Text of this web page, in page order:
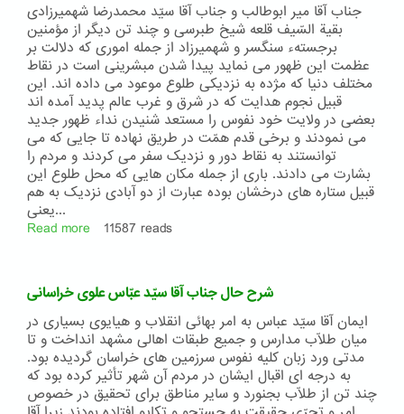
ابهر
جناب آقا میر ابوطالب و جناب آقا سیّد محمدرضا شهمیرزادی
بقیة السّیف قلعه شیخ طبرسی و چند تن دیگر از مؤمنین
برجستهء سنگسر و شهمیرزاد از جمله اموری که دلالت بر
عظمت این ظهور می نماید پیدا شدن مبشرینی است در نقاط
مختلف دنیا که مژده به نزدیکی طلوع موعود می داده اند. این
قبیل نجوم هدایت که در شرق و غرب عالم پدید آمده اند
بعضی در ولایت خود نفوس را مستعد شنیدن نداء ظهور جدید
می نمودند و برخی قدم همّت در طریق نهاده تا جایی که می
توانستند به نقاط دور و نزدیک سفر می کردند و مردم را
بشارت می دادند. باری از جمله مکان هایی که محل طلوع این
قبیل ستاره های درخشان بوده عبارت از دو آبادی نزدیک به هم
یعنی...
Read more about
میر
ابوطالب
و
جناب
آقا
سیّد
محمدرضا
شهمیرزادی
11587 reads
شرح حال جناب آقا سیّد عبّاس علوی خراسانی
ایمان آقا سیّد عباس به امر بهائی انقلاب و هیایوی بسیاری در
میان طلّاب مدارس و جمیع طبقات اهالی مشهد انداخت و تا
مدتی ورد زبان کلیه نفوس سرزمین های خراسان گردیده بود.
به درجه ای اقبال ایشان در مردم آن شهر تأثیر کرده بود که
چند تن از طلّاب بجنورد و سایر مناطق برای تحقیق در خصوص